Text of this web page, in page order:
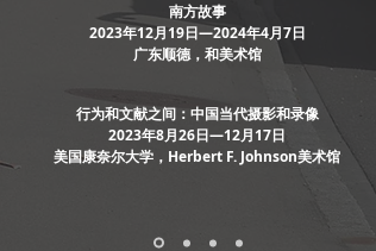
南方故事
2023年12月19日—2024年4月7日
​广东顺德，和美术馆
行为和文献之间：中国当代摄影和录像
2023年8月26日—12月17日
美国康奈尔大学， Herbert F. Johnson美术馆